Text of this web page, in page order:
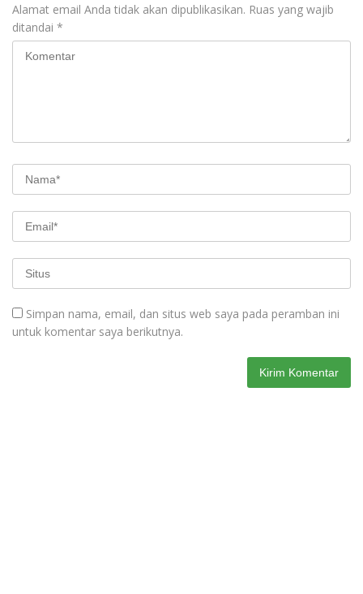
Alamat email Anda tidak akan dipublikasikan. Ruas yang wajib
ditandai *
Simpan nama, email, dan situs web saya pada peramban ini
untuk komentar saya berikutnya.